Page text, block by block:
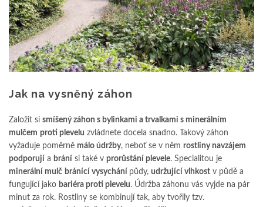
Jak na vysněný záhon
Založit si smíšený záhon s bylinkami a trvalkami s minerálním
mulčem proti plevelu zvládnete docela snadno. Takový záhon
vyžaduje poměrně málo údržby, neboť se v něm rostliny navzájem
podporují a brání si také v prorůstání plevele. Specialitou je
minerální mulč bránící vysychání půdy, udržující vlhkost v půdě a
fungující jako bariéra proti plevelu. Údržba záhonu vás vyjde na pár
minut za rok. Rostliny se kombinují tak, aby tvořily tzv.